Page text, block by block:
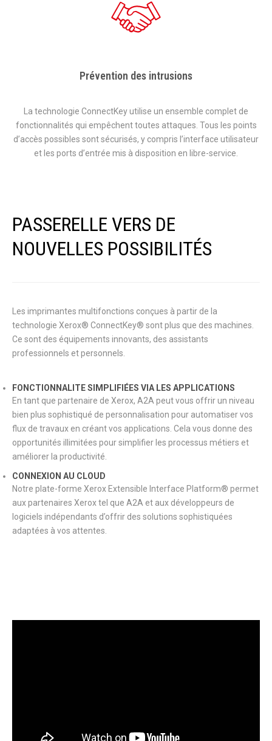
Prévention des intrusions
La technologie ConnectKey utilise un ensemble complet de
fonctionnalités qui empêchent toutes attaques. Tous les points
d’accès possibles sont sécurisés, y compris l’interface utilisateur
et les ports d’entrée mis à disposition en libre-service.
PASSERELLE VERS DE
NOUVELLES POSSIBILITÉS
Les imprimantes multifonctions conçues à partir de la
technologie Xerox® ConnectKey® sont plus que des machines.
Ce sont des équipements innovants, des assistants
professionnels et personnels.
FONCTIONNALITE SIMPLIFIÉES VIA LES APPLICATIONS
En tant que partenaire de Xerox, A2A peut vous offrir un niveau
bien plus sophistiqué de personnalisation pour automatiser vos
flux de travaux en créant vos applications. Cela vous donne des
opportunités illimitées pour simplifier les processus métiers et
améliorer la productivité.
CONNEXION AU CLOUD
Notre plate-forme Xerox Extensible Interface Platform® permet
aux partenaires Xerox tel que A2A et aux développeurs de
logiciels indépendants d’offrir des solutions sophistiquées
adaptées à vos attentes.